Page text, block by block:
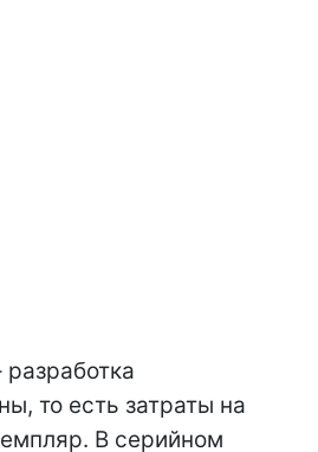
то есть затраты на
В серийном